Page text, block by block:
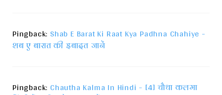
Pingback: Shab E Barat Ki Raat Kya Padhna Chahiye -
शब ए बारात की इबादत जानें
Pingback: Chautha Kalma In Hindi - [4] चौथा कलमा